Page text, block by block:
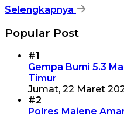
Selengkapnya
Popular Post
#1
Gempa Bumi 5.3
Timur
Jumat, 22 Maret
#2
Polres Majene